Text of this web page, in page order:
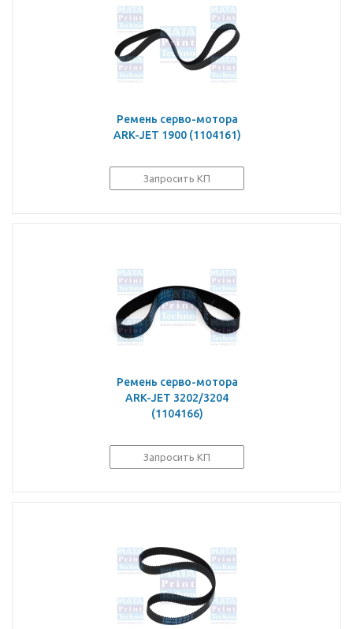
Ремень серво-мотора
ARK-JET 1900 (1104161)
Запросить КП
Ремень серво-мотора
ARK-JET 3202/3204
(1104166)
Запросить КП